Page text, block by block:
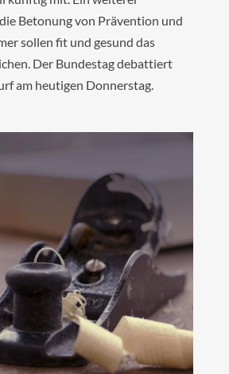
Betonung von Prävention und
sollen fit und gesund das
Der Bundestag debattiert
am heutigen Donnerstag.